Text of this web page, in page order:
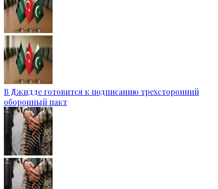
В Джидде готовится к подписанию трехсторонний
оборонный пакт